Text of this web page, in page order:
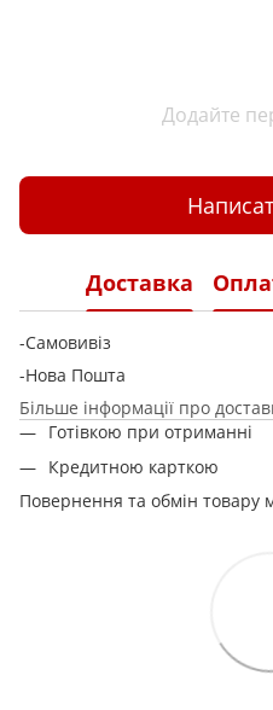
Додайте
Доставка
-Самовивіз
-Нова Пошта
Більше інформації про
Готівкою при отриманні
Кредитною карткою
Повернення та обмін товару